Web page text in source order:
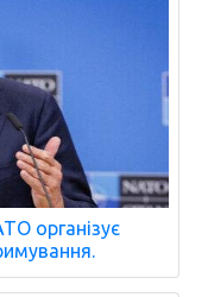
організує